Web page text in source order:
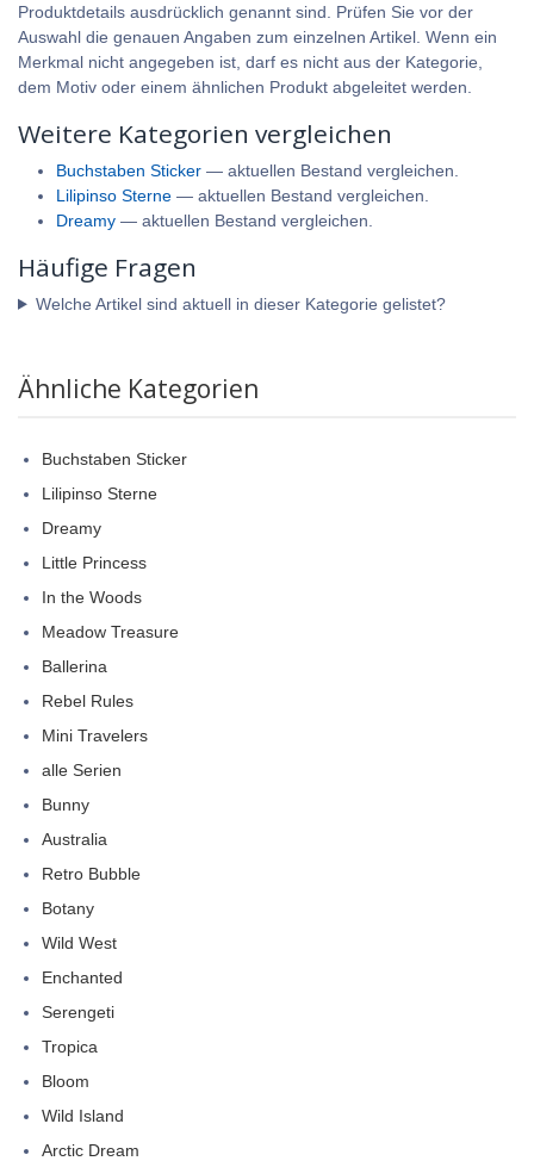
Produktdetails ausdrücklich genannt sind. Prüfen Sie vor der
Auswahl die genauen Angaben zum einzelnen Artikel. Wenn ein
Merkmal nicht angegeben ist, darf es nicht aus der Kategorie,
dem Motiv oder einem ähnlichen Produkt abgeleitet werden.
Weitere Kategorien vergleichen
Buchstaben Sticker — aktuellen Bestand vergleichen.
Lilipinso Sterne — aktuellen Bestand vergleichen.
Dreamy — aktuellen Bestand vergleichen.
Häufige Fragen
Welche Artikel sind aktuell in dieser Kategorie gelistet?
Ähnliche Kategorien
Buchstaben Sticker
Lilipinso Sterne
Dreamy
Little Princess
In the Woods
Meadow Treasure
Ballerina
Rebel Rules
Mini Travelers
alle Serien
Bunny
Australia
Retro Bubble
Botany
Wild West
Enchanted
Serengeti
Tropica
Bloom
Wild Island
Arctic Dream